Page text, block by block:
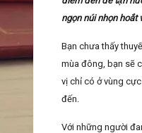
ngọn núi nhọn hoắt
Bạn chưa thấy
mùa đông, bạn sẽ
vị chỉ có ở vùng
đến.
Với những người